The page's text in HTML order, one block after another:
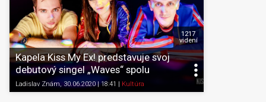
Kapela Kiss My Ex! predstavuje svoj
debutový singel „Waves“ spolu
s videoklipom.
Ladislav Znám, 30.06.2020 | 18:41 | Kultúra
1217
videní